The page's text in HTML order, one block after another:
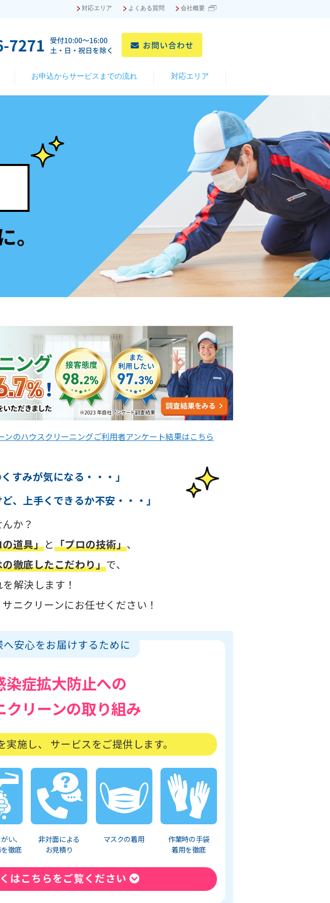
対応エリア よくある質問 会社概要
お申込からサービスまでの流れ 対応エリア
ンのハウスクリーニングご利用者アンケート結果はこちら
すみが気になる・・・」
、 上手くできるか不安・・・」
か？
道具」と「プロの技術」、
徹底したこだわり」で、
解決します！
ニクリーンにお任せください！
へ安心をお届けするために
染症拡大防止への
クリーンの取り組み
施し、 サービスをご提供します。
い、
徹底
非対面による
お見積り
マスクの着用
作業時の手袋
着用を徹底
はこちらをご覧ください